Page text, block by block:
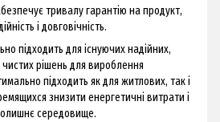
тривалу гарантію на продукт,
і довговічність.
підходить для існуючих надійних,
рішень для вироблення
підходить як для житлових, так і
знизити енергетичні витрати і
середовище.